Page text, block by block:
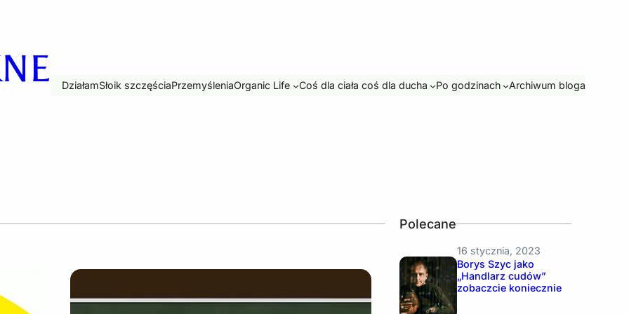
DziałamSłoik szczęściaPrzemyśleniaOrganic Life Coś dla ciała coś dla ducha Po godzinach Archiwum bloga
Polecane
16 stycznia, 2023
Borys Szyc jako
„Handlarz cudów”
zobaczcie koniecznie